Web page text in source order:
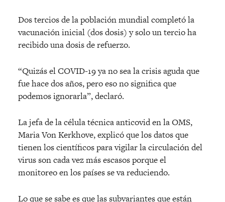
Dos tercios de la población mundial completó la
vacunación inicial (dos dosis) y solo un tercio ha
recibido una dosis de refuerzo.
“Quizás el COVID-19 ya no sea la crisis aguda que
fue hace dos años, pero eso no significa que
podemos ignorarla”, declaró.
La jefa de la célula técnica anticovid en la OMS,
Maria Von Kerkhove, explicó que los datos que
tienen los científicos para vigilar la circulación del
virus son cada vez más escasos porque el
monitoreo en los países se va reduciendo.
Lo que se sabe es que las subvariantes que están